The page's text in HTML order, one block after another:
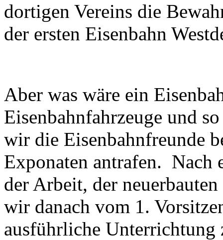
dortigen Vereins die
der ersten Eisenbahn
Aber was wäre ein
Eisenbahnfahrzeuge und
wir die Eisenbahnfreunde
Exponaten antrafen. Nach
der Arbeit, der
wir danach vom 1.
ausführliche Unterrichtung